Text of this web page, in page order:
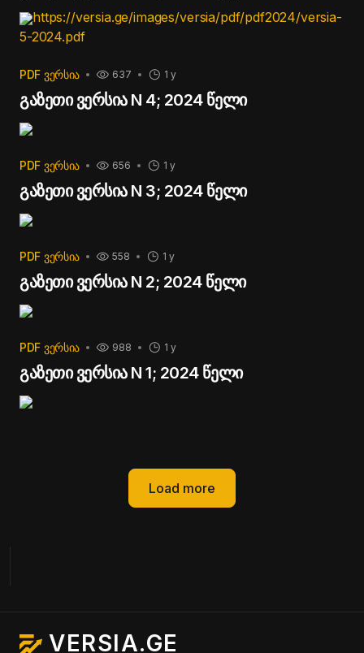
https://versia.ge/images/versia/pdf/pdf2024/versia-
5-2024.pdf
PDF ᲕᲔᲠᲡᲘᲐ 1 y
637
გაზეთი ვერსია N 4; 2024 წელი
PDF ᲕᲔᲠᲡᲘᲐ 1 y
656
გაზეთი ვერსია N 3; 2024 წელი
PDF ᲕᲔᲠᲡᲘᲐ 1 y
558
გაზეთი ვერსია N 2; 2024 წელი
PDF ᲕᲔᲠᲡᲘᲐ 1 y
988
გაზეთი ვერსია N 1; 2024 წელი
Load more
VERSIA.GE